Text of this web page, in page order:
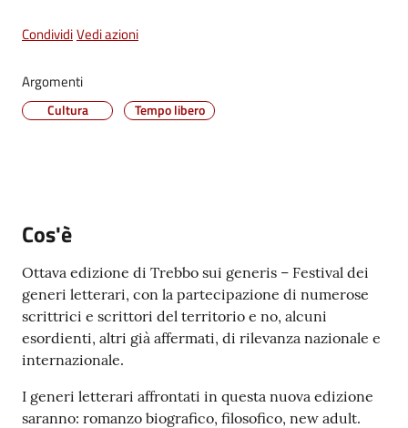
Vivere
Maggiore
Menu selezionato
Trasparente
Albo
pretorio
Tutti
gli
argomenti...
CondividiVedi azioni
Argomenti
Cultura Tempo libero
Cos'è
Ottava edizione di Trebbo sui generis – Festival dei
generi letterari, con la partecipazione di numerose
scrittrici e scrittori del territorio e no, alcuni
esordienti, altri già affermati, di rilevanza nazionale e
internazionale.
I generi letterari affrontati in questa nuova edizione
saranno: romanzo biografico, filosofico, new adult.